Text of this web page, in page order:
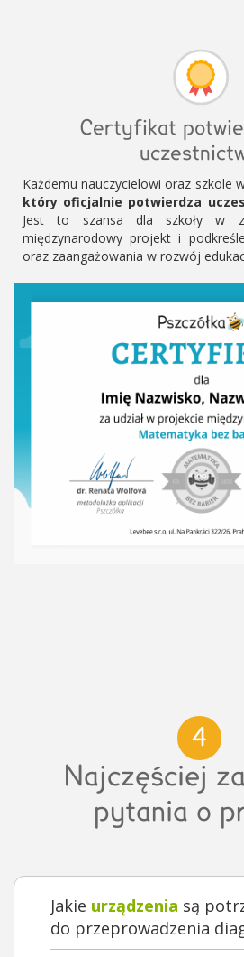
Certyfikat
Każdemu nauczycielowi oraz szkole
który oficjalnie potwierdza
Jest to szansa dla szkoły w
międzynarodowy projekt i
oraz zaangażowania w rozwój
4
Najczęściej
pytania o
Jakie urządzenia są
do przeprowadzenia